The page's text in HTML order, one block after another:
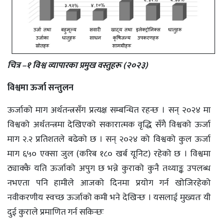
चित्र –१ विश्व व्यापारका प्रमुख वस्तुहरू (२०२३)
विश्वमा ऊर्जा सन्तुलन
ऊर्जाको माग अर्थतन्त्रसँग प्रत्यक्ष सम्बन्धित रहन्छ । सन् २०२४ मा
विश्वको अर्थतन्त्रमा देखिएको सकारात्मक वृद्धि सँगै विश्वको ऊर्जा
माग २.२ प्रतिशतले बढेको छ । सन् २०२४ को विश्वको कुल ऊर्जा
माग ६५० एक्सा जुल (करिब १८० खर्ब यूनिट) रहेको छ । विश्वमा
ठ्याक्कै यति ऊर्जाको अपुग छ भन्ने कुराको कुनै तथ्याङ्क उपलब्ध
नभएता पनि हामीले आजको दिनमा प्रयोग गर्न खोजिरहेको
नवीकरणीय स्वच्छ ऊर्जाको कमी भने देखिन्छ । यसलाई मुख्यतः यी
दुई कुराले प्रमाणित गर्न सकिन्छः